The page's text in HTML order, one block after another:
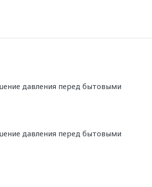
давления перед бытовыми
давления перед бытовыми